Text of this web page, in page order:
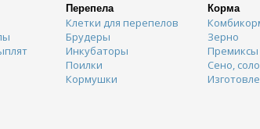
Перепела
Клетки для перепелов
Брудеры
Инкубаторы
Поилки
Кормушки
Корма
Зерно
Премиксы
Сено,